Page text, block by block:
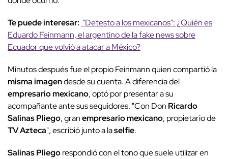
Te puede interesar: "Detesto a los mexicanos": ¿Quién es
Eduardo Feinmann, el argentino de la fake news sobre
Ecuador que volvió a atacar a México?
Minutos después fue el propio Feinmann quien compartió la
misma imagendesde su cuenta. A diferencia del
empresario mexicano, optó por presentar a su
acompañante ante sus seguidores. "Con Don Ricardo
Salinas Pliego, granempresario mexicano, propietario de
TV Azteca", escribió junto a laselfie.
Salinas Pliegorespondió con el tono que suele utilizar en